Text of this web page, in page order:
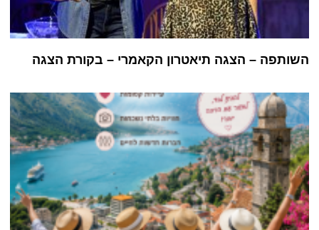
השותפה – הצגה תיאטרון הקאמרי – בקורת הצגה